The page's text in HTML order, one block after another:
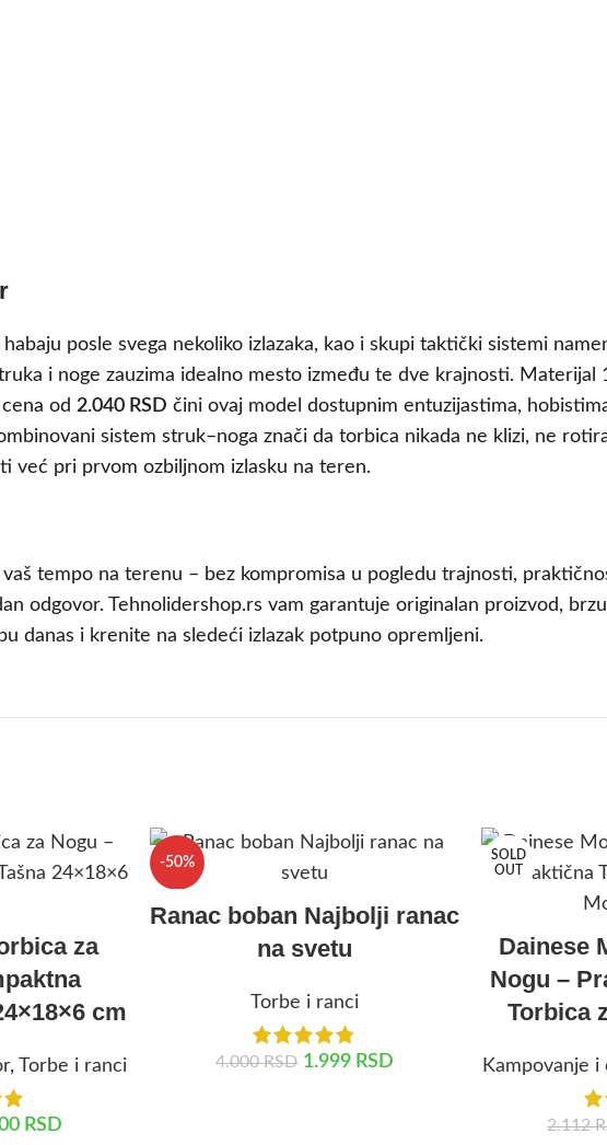
posle svega nekoliko izlazaka, kao i skupi taktički sistemi
i noge zauzima idealno mesto između te dve krajnosti. Materijal
od 2.040 RSD čini ovaj model dostupnim entuzijastima,
sistem struk–noga znači da torbica nikada ne klizi, ne
već pri prvom ozbiljnom izlasku na teren.
tempo na terenu – bez kompromisa u pogledu trajnosti,
odgovor. Tehnolidershop.rs vam garantuje originalan proizvod,
danas i krenite na sledeći izlazak potpuno opremljeni.
za
cm
, Torbe i ranci
RSD
-50%
Ranac boban Najbolji ranac
na svetu
Torbe i ranci
4.000RSD 1.999 RSD
SOLD
OUT
Dainese
Nogu –
Torbica
Kampovanje i
2.112